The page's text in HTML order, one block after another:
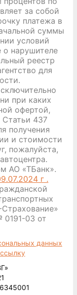
за собой
платежа в
суммы
условий
о нарушителе
реестр
для
при каких
офертой,
437
получения
и стоимости
пожалуйста,
АО «ТБанк».
г .
03 от
данных